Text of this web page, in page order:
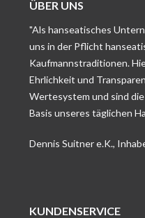
ÜBER UNS
"Als hanseatisches
uns in der Pflicht
Kaufmannstraditionen.
Ehrlichkeit und
Wertesystem und sind
Basis unseres täglichen
Dennis Suitner e.K.,
KUNDENSERVICE